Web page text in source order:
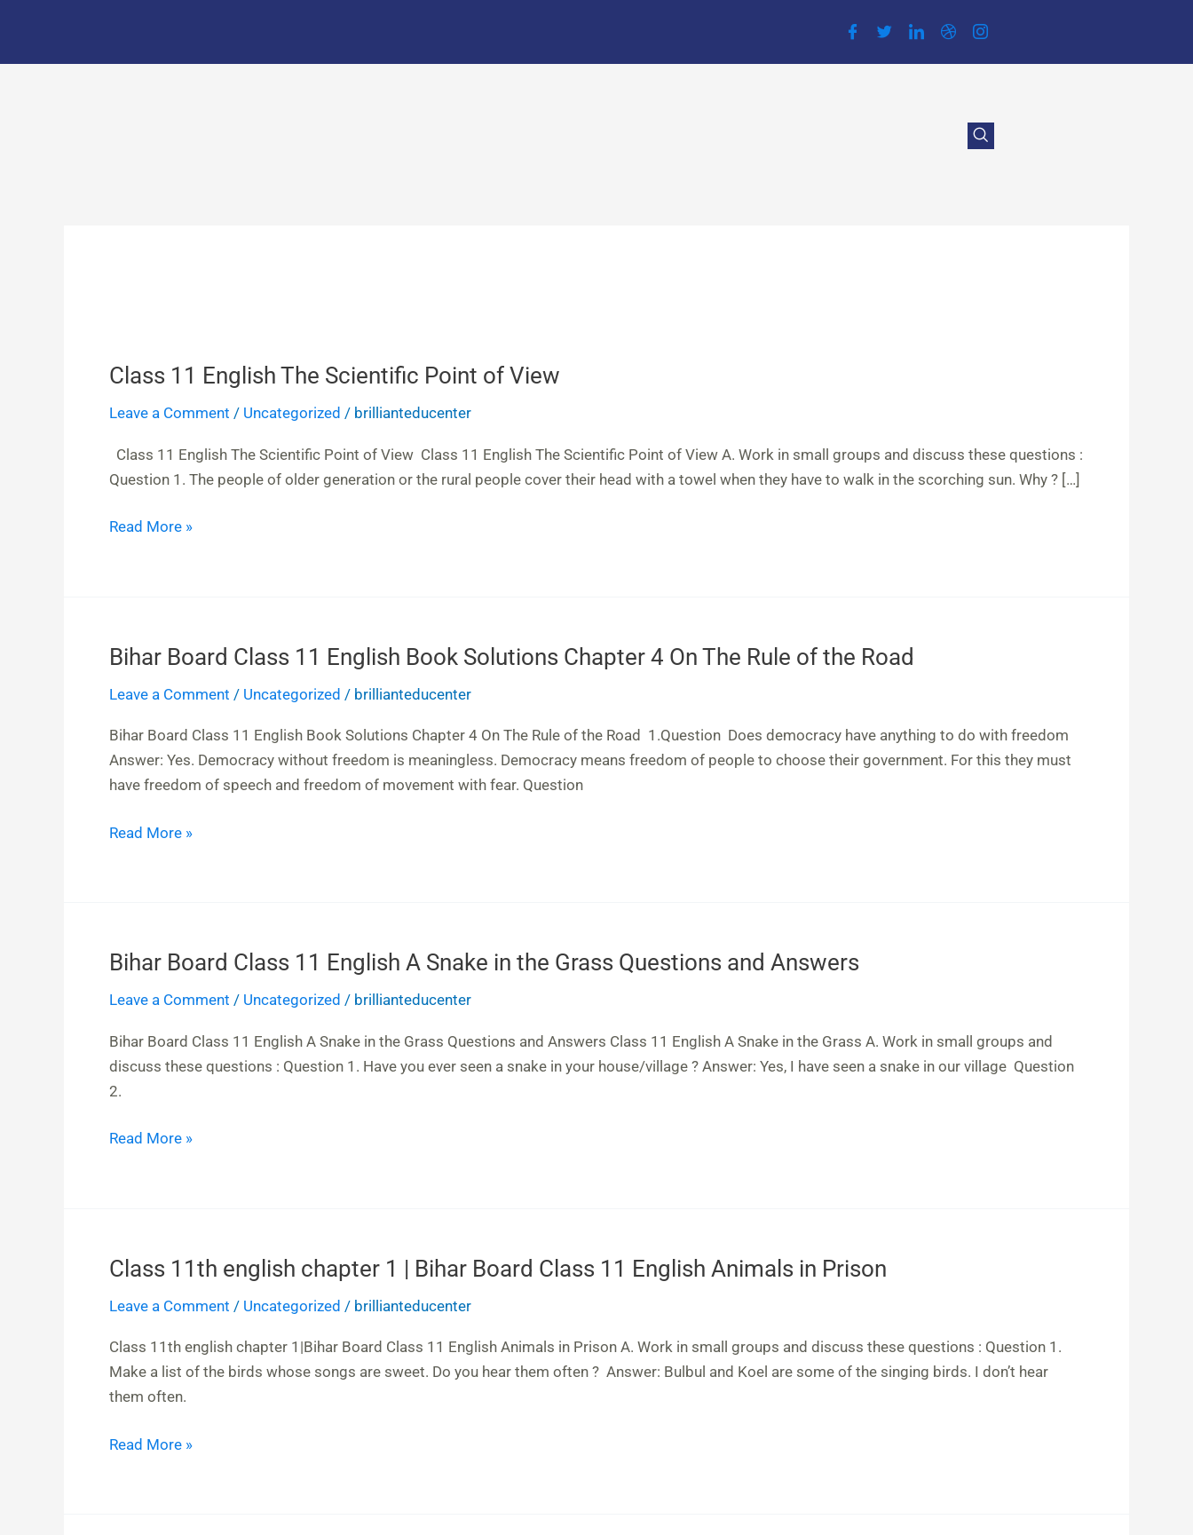
content
Class 11 English The Scientific Point of View
Leave a Comment / Uncategorized / brillianteducenter
Class 11 English The Scientific Point of View Class 11 English The Scientific Point of View A. Work in small groups and discuss these questions :
Question 1. The people of older generation or the rural people cover their head with a towel when they have to walk in the scorching sun. Why ? […]
Class
English
The
Scientific
of
Read More »
Bihar Board Class 11 English Book Solutions Chapter 4 On The Rule of the Road
Leave a Comment / Uncategorized / brillianteducenter
Bihar Board Class 11 English Book Solutions Chapter 4 On The Rule of the Road 1.Question Does democracy have anything to do with freedom
Answer: Yes. Democracy without freedom is meaningless. Democracy means freedom of people to choose their government. For this they must
have freedom of speech and freedom of movement with fear. Question
Bihar
Class
11
English
Book
Chapter
of
Road
Read More »
Bihar Board Class 11 English A Snake in the Grass Questions and Answers
Leave a Comment / Uncategorized / brillianteducenter
Bihar Board Class 11 English A Snake in the Grass Questions and Answers Class 11 English A Snake in the Grass A. Work in small groups and
discuss these questions : Question 1. Have you ever seen a snake in your house/village ? Answer: Yes, I have seen a snake in our village Question
2.
Bihar
Class
11
English
A
in
Answers
Read More »
Class 11th english chapter 1 | Bihar Board Class 11 English Animals in Prison
Leave a Comment / Uncategorized / brillianteducenter
Class 11th english chapter 1|Bihar Board Class 11 English Animals in Prison A. Work in small groups and discuss these questions : Question 1.
Make a list of the birds whose songs are sweet. Do you hear them often ? Answer: Bulbul and Koel are some of the singing birds. I don’t hear
them often.
Class
english
chapter
1
|
Board
Read More »